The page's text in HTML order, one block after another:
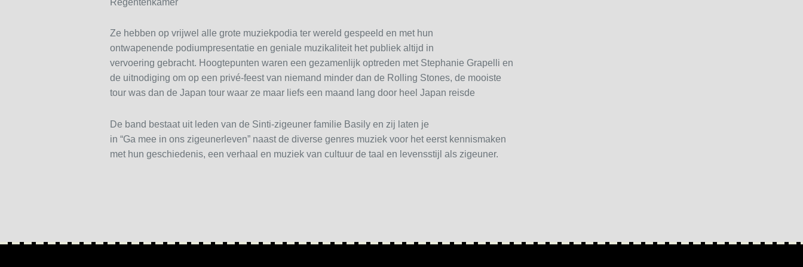
Regentenkamer
Ze hebben op vrijwel alle grote muziekpodia ter wereld gespeeld en met hun
ontwapenende podiumpresentatie en geniale muzikaliteit het publiek altijd in
vervoering gebracht. Hoogtepunten waren een gezamenlijk optreden met Stephanie Grapelli en
de uitnodiging om op een privé-feest van niemand minder dan de Rolling Stones, de mooiste
tour was dan de Japan tour waar ze maar liefs een maand lang door heel Japan reisde
De band bestaat uit leden van de Sinti-zigeuner familie Basily en zij laten je
in “Ga mee in ons zigeunerleven” naast de diverse genres muziek voor het eerst kennismaken
met hun geschiedenis, een verhaal en muziek van cultuur de taal en levensstijl als zigeuner.